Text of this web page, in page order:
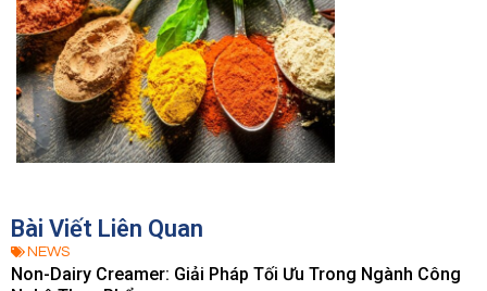
Bài Viết Liên Quan
NEWS
Non-Dairy Creamer: Giải Pháp Tối Ưu Trong Ngành Công